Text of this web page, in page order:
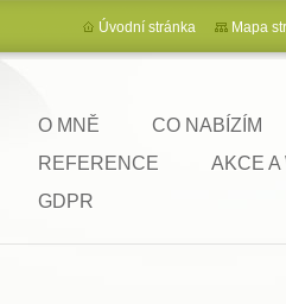
O MNĚ CO NABÍZÍM
REFERENCE
AKCE A
GDPR
Úvodní stránka Mapa